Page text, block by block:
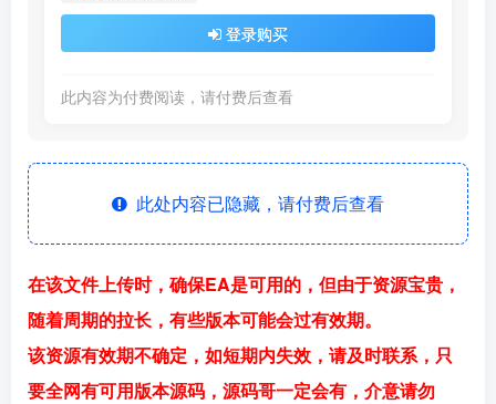
登录购买
此内容为付费阅读，请付费后查看
此处内容已隐藏，请付费后查看
在该文件上传时，确保EA是可用的，但由于资源宝贵，
随着周期的拉长，有些版本可能会过有效期。
该资源有效期不确定，如短期内失效，请及时联系，只
要全网有可用版本源码，源码哥一定会有，介意请勿